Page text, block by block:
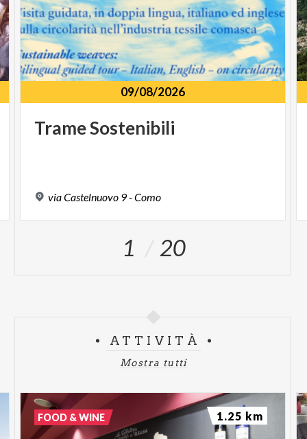
09/08/2026
TrameSostenibili
viaCastelnuovo 9-Como
1 20
ATTIVITÀ
Mostra tutti
FOOD & WINE 1.25 km